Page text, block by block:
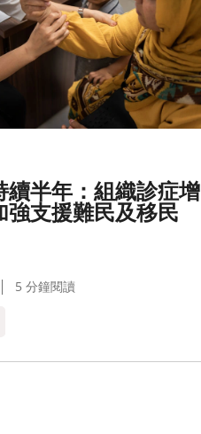
續半年：組織診症增
支援難民及移民
5 分鐘閱讀